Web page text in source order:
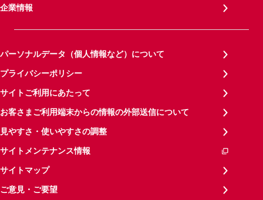
企業情報
パーソナルデータ（個人情報など）について
プライバシーポリシー
サイトご利用にあたって
お客さまご利用端末からの情報の外部送信について
見やすさ・使いやすさの調整
サイトメンテナンス情報
サイトマップ
ご意見・ご要望